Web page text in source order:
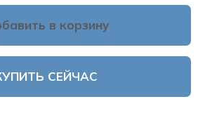
в корзину
СЕЙЧАС